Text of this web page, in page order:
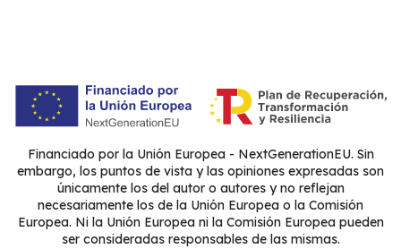
Financiado por la Unión Europea - NextGenerationEU. Sin
embargo, los puntos de vista y las opiniones expresadas son
únicamente los del autor o autores y no reflejan
necesariamente los de la Unión Europea o la Comisión
Europea. Ni la Unión Europea ni la Comisión Europea pueden
ser consideradas responsables de las mismas.